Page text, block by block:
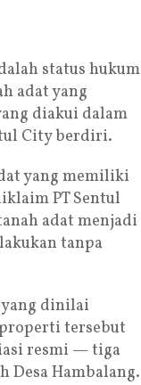
status hukum
adat yang
diakui dalam
City berdiri.
yang memiliki
PT Sentul
adat menjadi
tanpa
yang dinilai
tersebut
resmi — tiga
Desa Hambalang.